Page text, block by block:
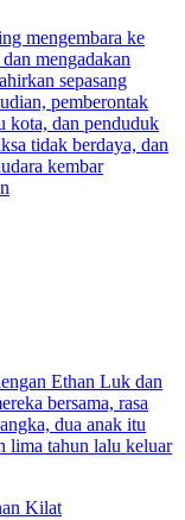
mengembara ke
mengadakan
sepasang
pemberontak
kota, dan penduduk
tidak berdaya, dan
kembar
Ethan Luk dan
bersama, rasa
dua anak itu
lima tahun lalu keluar
Kilat